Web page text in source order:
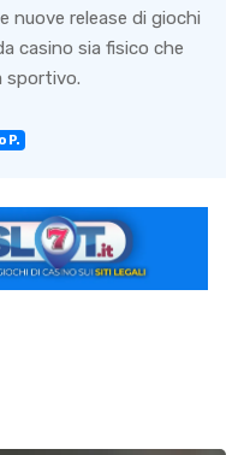
nuove release di giochi
casino sia fisico che
sportivo.
P.